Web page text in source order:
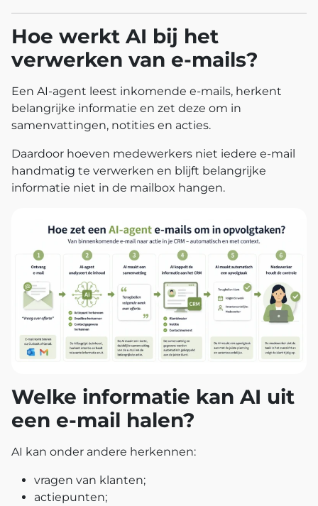
Hoe werkt AI bij het
verwerken van e-mails?
Een AI-agent leest inkomende e-mails, herkent
belangrijke informatie en zet deze om in
samenvattingen, notities en acties.
Daardoor hoeven medewerkers niet iedere e-mail
handmatig te verwerken en blijft belangrijke
informatie niet in de mailbox hangen.
Welke informatie kan AI uit
een e-mail halen?
AI kan onder andere herkennen:
vragen van klanten;
actiepunten;